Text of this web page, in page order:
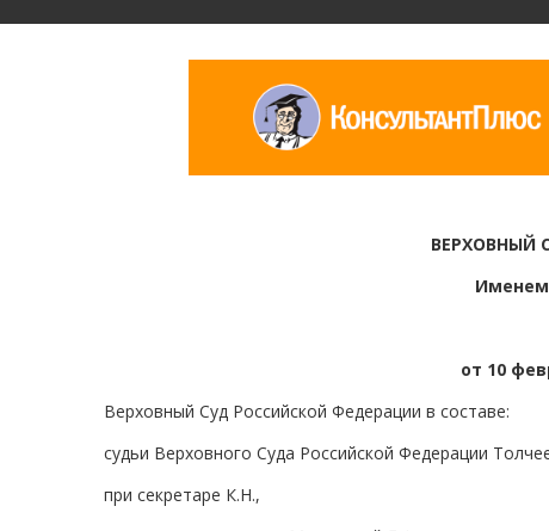
ВЕРХОВНЫЙ
от 10
Верховный Суд Российской Федерации в составе:
судьи Верховного Суда Российской Федерации
при секретаре К.Н.,